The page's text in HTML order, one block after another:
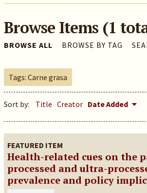
Browse Items (1
BROWSE ALL BROWSE BY TAG
Tags: Carne grasa
Sort by: Title Creator Date Added
FEATURED ITEM
Health-related cues on the
processed and ultra-
prevalence and policy